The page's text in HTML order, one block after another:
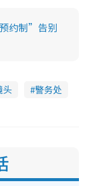
约制”告别
头
警务处